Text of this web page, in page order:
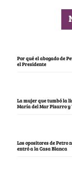
Por qué el abogado de
el Presidente
La mujer que tumbó la
María del Mar Pizarro y
Los opositores de
entró a la Casa Blanca